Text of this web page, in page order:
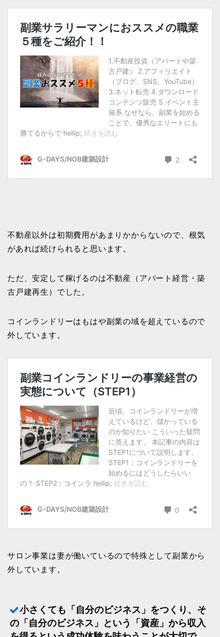
不動産以外は初期費用があまりかからないので、根気
があれば続けられると思います。
ただ、安定して稼げるのは不動産（アパート経営・築
古戸建再生）でした。
コインランドリーはもはや副業の域を超えているので
外しています。
サロン事業は妻が働いているので特殊として副業から
外しています。
小さくても「自分のビジネス」をつくり、そ
の「自分のビジネス」という「資産」から収入